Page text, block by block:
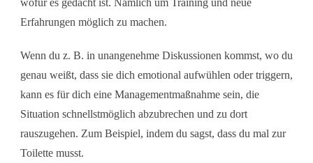
wofür es gedacht ist. Nämlich um Training und neue
Erfahrungen möglich zu machen.
Wenn du z. B. in unangenehme Diskussionen kommst, wo du
genau weißt, dass sie dich emotional aufwühlen oder triggern,
kann es für dich eine Managementmaßnahme sein, die
Situation schnellstmöglich abzubrechen und zu dort
rauszugehen. Zum Beispiel, indem du sagst, dass du mal zur
Toilette musst.